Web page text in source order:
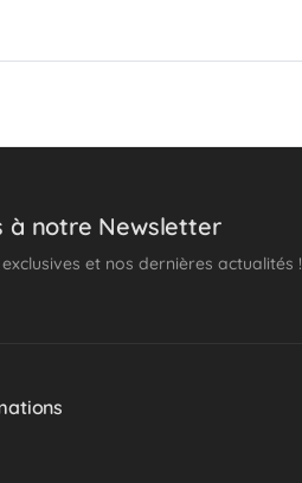
à notre Newsletter
et nos dernières actualités !